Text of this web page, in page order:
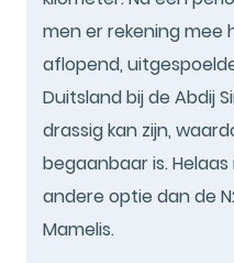
men er rekening mee
aflopend,
Duitsland bij de Abdij
drassig kan zijn,
begaanbaar is.
andere optie dan de
Mamelis.